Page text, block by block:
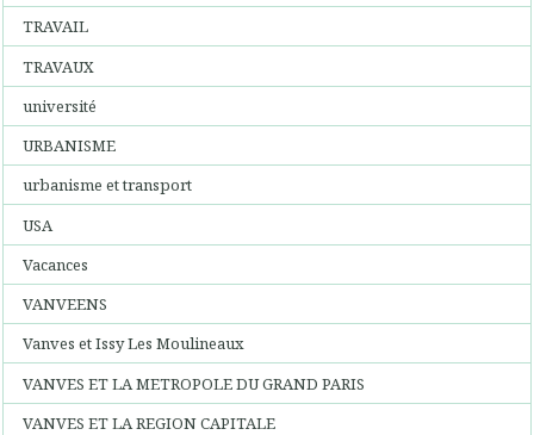
TRAVAIL
TRAVAUX
université
URBANISME
urbanisme et transport
USA
Vacances
VANVEENS
Vanves et Issy Les Moulineaux
VANVES ET LA METROPOLE DU GRAND PARIS
VANVES ET LA REGION CAPITALE